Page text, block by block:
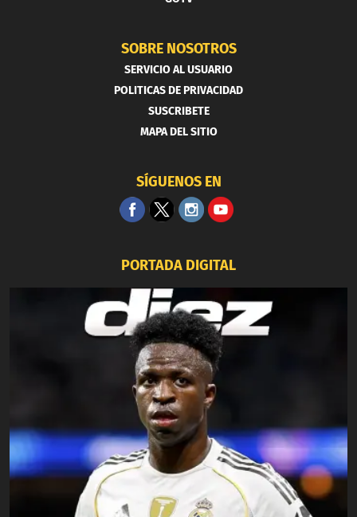
SOBRE NOSOTROS
SERVICIO AL USUARIO
POLITICAS DE PRIVACIDAD
SUSCRIBETE
MAPA DEL SITIO
SÍGUENOS EN
PORTADA DIGITAL